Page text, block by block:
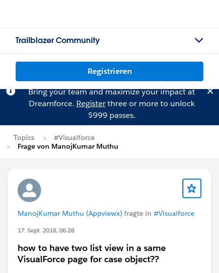
Trailblazer Community
Registrieren
Bring your team and maximize your impact at
Dreamforce. Registerthree or more to unlock
$999 passes.
Topics
#Visualforce
Frage von ManojKumar Muthu
ManojKumar Muthu (Appviewx) fragte in #Visualforce
17. Sept. 2018, 06:28
how to have two list view in a same
VisualForce page for case object??